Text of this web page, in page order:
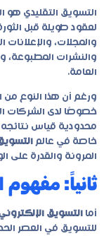
التسويق التقليدي هو
لعقود طويلة قبل
والمجلات، والإعلانات
والنشرات المطبوعة،
العامة.
ورغم أن هذا النوع من
خصوصًا لدى الشركات
محدودية قياس نتائجه
خاصة في عالم
المرونة والقدرة على
ثانياً:
أما التسويق
للتسويق في العصر